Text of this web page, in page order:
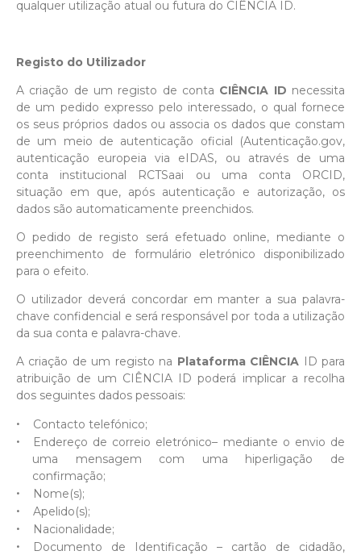
qualquer utilização atual ou futura do CIÊNCIA ID.
Registo do Utilizador
A criação de um registo de conta CIÊNCIA ID necessita
de um pedido expresso pelo interessado, o qual fornece
os seus próprios dados ou associa os dados que constam
de um meio de autenticação oficial (Autenticação.gov,
autenticação europeia via eIDAS, ou através de uma
conta institucional RCTSaai ou uma conta ORCID,
situação em que, após autenticação e autorização, os
dados são automaticamente preenchidos.
O pedido de registo será efetuado online, mediante o
preenchimento de formulário eletrónico disponibilizado
para o efeito.
O utilizador deverá concordar em manter a sua palavra-
chave confidencial e será responsável por toda a utilização
da sua conta e palavra-chave.
A criação de um registo na Plataforma CIÊNCIA ID para
atribuição de um CIÊNCIA ID poderá implicar a recolha
dos seguintes dados pessoais:
Contacto telefónico;
Endereço de correio eletrónico– mediante o envio de
uma mensagem com uma hiperligação de
confirmação;
Nome(s);
Apelido(s);
Nacionalidade;
Documento de Identificação – cartão de cidadão,